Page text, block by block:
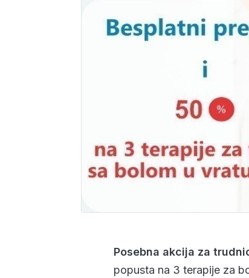
Posebna akcija za
popusta na 3 terapije za